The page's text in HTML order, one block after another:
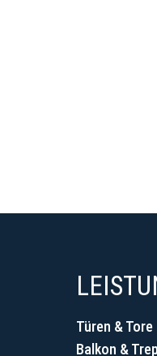
Türen & Tore
Balkon &